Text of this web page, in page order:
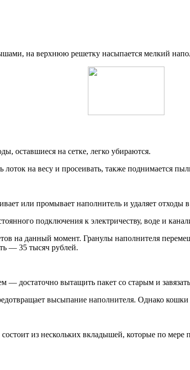
на верхнюю решетку насыпается мелкий
оставшиеся на сетке, легко убираются.
на весу и просеивать, также поднимается
или промывает наполнитель и удаляет
подключения к электричеству, воде и
на данный момент. Гранулы наполнителя
— 35 тысяч рублей.
достаточно вытащить пакет со старым и
высыпание наполнителя. Однако
из нескольких вкладышей, которые по